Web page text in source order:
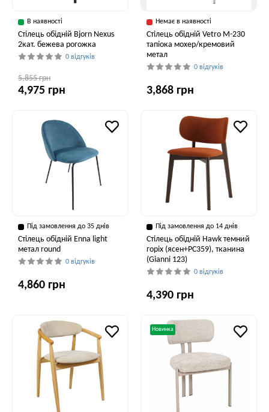
В наявності
Стілець обідній Bjorn Nexus
2кат. бежева рогожка
0 відгуків
5,855 грн
4,975 грн
Немає в наявності
Стілець обідній Vetro M-230
тапіока мохер/кремовий
метал
0 відгуків
3,868 грн
Під замовлення до 35 днів
Стілець обідній Enna light
метал round
0 відгуків
4,860 грн
Під замовлення до 14 днів
Стілець обідній Hawk темний
горіх (ясен+PC359), тканина
(Gianni 123)
0 відгуків
4,390 грн
Новинка